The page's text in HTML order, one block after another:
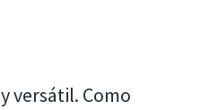
versátil. Como